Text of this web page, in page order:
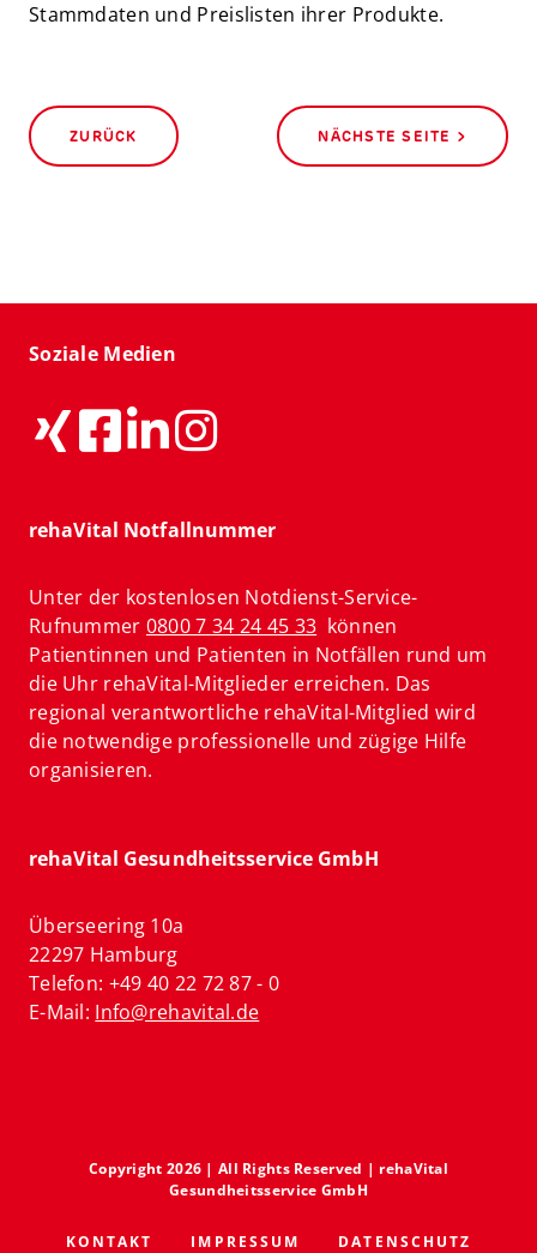
Stammdaten und Preislisten ihrer Produkte.
ZURÜCK NÄCHSTE SEITE >
Soziale Medien
rehaVital Notfallnummer
Unter der kostenlosen Notdienst-Service-
Rufnummer 0800 7 34 24 45 33 können
Patientinnen und Patienten in Notfällen rund um
die Uhr rehaVital-Mitglieder erreichen. Das
regional verantwortliche rehaVital-Mitglied wird
die notwendige professionelle und zügige Hilfe
organisieren.
rehaVital Gesundheitsservice GmbH
Überseering 10a
22297 Hamburg
Telefon: +49 40 22 72 87 - 0
E-Mail: Info@rehavital.de
Copyright 2026 | All Rights Reserved | rehaVital
Gesundheitsservice GmbH
KONTAKT IMPRESSUM DATENSCHUTZ